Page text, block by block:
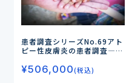
患者調査シリーズNo.69アト
ピー性皮膚炎の患者調査―自
治療の内容からみた治療満足
度と新薬ニーズ―
¥506,000(税込)